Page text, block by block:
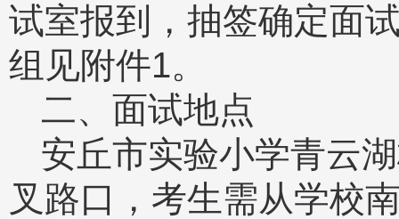
试室报到，抽签确定面
组见附件1。
二、面试地点
安丘市实验小学青云
叉路口，考生需从学校